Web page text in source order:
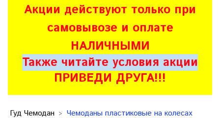
Акции действуют только при
самовывозе и оплате
НАЛИЧНЫМИ
Также читайте условия акции
ПРИВЕДИ ДРУГА!!!
Гуд Чемодан Чемоданы пластиковые на колесах